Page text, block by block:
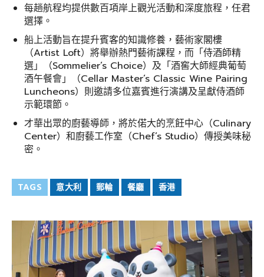
每趟航程均提供數百項岸上觀光活動和深度旅程，任君
選擇。
船上活動旨在提升賓客的知識修養，藝術家閣樓
（Artist Loft）將舉辦熱門藝術課程，而「侍酒師精
選」（Sommelier’s Choice）及「酒窖大師經典葡萄
酒午餐會」（Cellar Master’s Classic Wine Pairing
Luncheons）則邀請多位嘉賓進行演講及呈獻侍酒師
示範環節。
才華出眾的廚藝導師，將於偌大的烹飪中心（Culinary
Center）和廚藝工作室（Chef’s Studio）傳授美味秘
密。
TAGS 意大利 郵輪 餐廳 香港